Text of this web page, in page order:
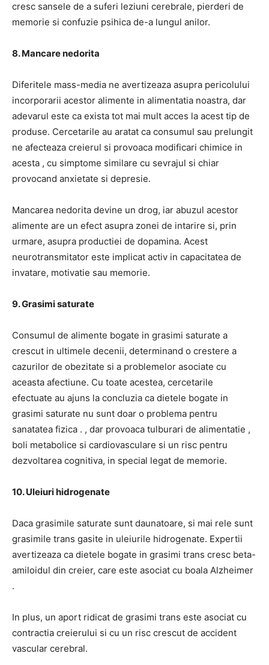
cresc sansele de a suferi leziuni cerebrale, pierderi de
memorie si confuzie psihica de-a lungul anilor.
8. Mancare nedorita
Diferitele mass-media ne avertizeaza asupra pericolului
incorporarii acestor alimente in alimentatia noastra, dar
adevarul este ca exista tot mai mult acces la acest tip de
produse. Cercetarile au aratat ca consumul sau prelungit
ne afecteaza creierul si provoaca modificari chimice in
acesta , cu simptome similare cu sevrajul si chiar
provocand anxietate si depresie.
Mancarea nedorita devine un drog, iar abuzul acestor
alimente are un efect asupra zonei de intarire si, prin
urmare, asupra productiei de dopamina. Acest
neurotransmitator este implicat activ in capacitatea de
invatare, motivatie sau memorie.
9. Grasimi saturate
Consumul de alimente bogate in grasimi saturate a
crescut in ultimele decenii, determinand o crestere a
cazurilor de obezitate si a problemelor asociate cu
aceasta afectiune. Cu toate acestea, cercetarile
efectuate au ajuns la concluzia ca dietele bogate in
grasimi saturate nu sunt doar o problema pentru
sanatatea fizica . , dar provoaca tulburari de alimentatie ,
boli metabolice si cardiovasculare si un risc pentru
dezvoltarea cognitiva, in special legat de memorie.
10. Uleiuri hidrogenate
Daca grasimile saturate sunt daunatoare, si mai rele sunt
grasimile trans gasite in uleiurile hidrogenate. Expertii
avertizeaza ca dietele bogate in grasimi trans cresc beta-
amiloidul din creier, care este asociat cu boala Alzheimer
.
In plus, un aport ridicat de grasimi trans este asociat cu
contractia creierului si cu un risc crescut de accident
vascular cerebral.